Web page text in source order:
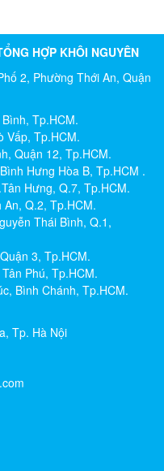
HỢP KHÔI NGUYÊN
2, Phường Thới An, Quận
Tp.HCM.
Vấp, Tp.HCM.
Quận 12, Tp.HCM.
Hưng Hòa B, Tp.HCM .
Hưng, Q.7, Tp.HCM.
Q.2, Tp.HCM.
Thái Bình, Q.1,
3, Tp.HCM.
Phú, Tp.HCM.
Bình Chánh, Tp.HCM.
Tp. Hà Nội